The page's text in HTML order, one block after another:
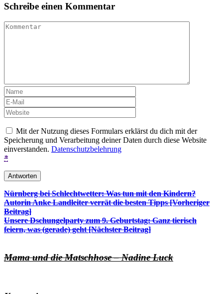
Schreibe einen Kommentar
Mit der Nutzung dieses Formulars erklärst du dich mit der
Speicherung und Verarbeitung deiner Daten durch diese Website
einverstanden. Datenschutzbelehrung
*
Beitrags-
Navigation
Nürnberg bei Schlechtwetter: Was tun mit den Kindern?
Autorin Anke Landleiter verrät die besten Tipps [Vorheriger
Beitrag]
Unsere Dschungelparty zum 9. Geburtstag: Ganz tierisch
feiern, was (gerade) geht[Nächster Beitrag]
Mama und die Matschhose – Nadine Luck